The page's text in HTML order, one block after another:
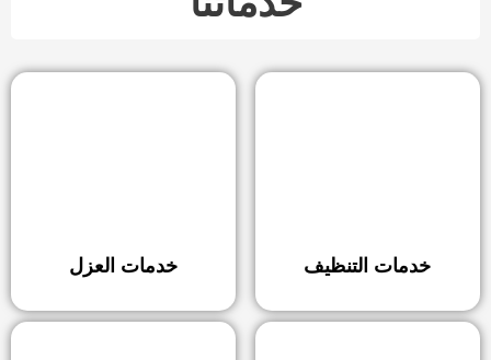
خدمات التنظيف خدمات العزل